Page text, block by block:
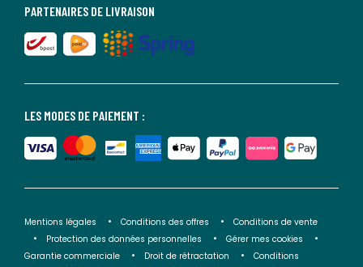
LES MODES DE PAIEMENT :
PARTENAIRES DE LIVRAISON
Mentions légales Conditions des offres
Conditions de vente
Protection des données personnelles
Gérer mes cookies
Garantie commerciale
Droit de rétractation Conditions